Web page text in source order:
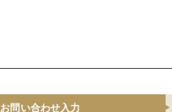
お問い合わせ入力